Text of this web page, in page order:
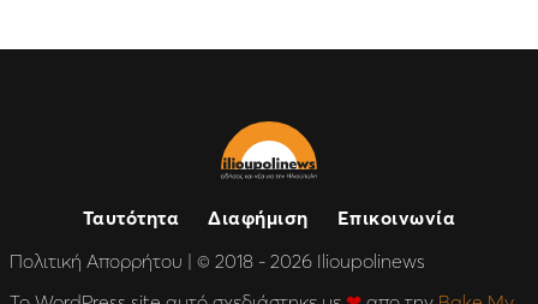
Ταυτότητα Διαφήμιση
Επικοινωνία
Πολιτική Απορρήτου | © 2018 - 2026 Ilioupolinews